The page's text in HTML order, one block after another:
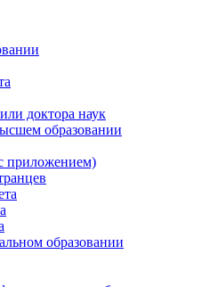
доктора наук
образовании
приложением)
образовании